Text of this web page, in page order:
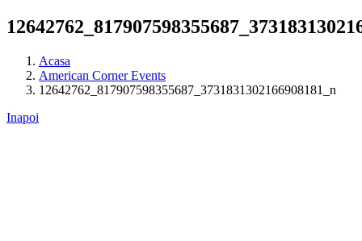
Acasa
American Corner Events
12642762_817907598355687_3731831302166908181_n
Inapoi